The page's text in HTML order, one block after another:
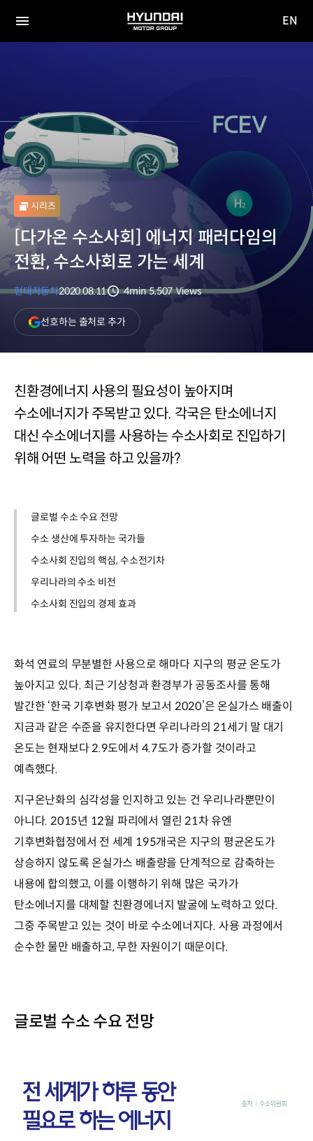
전체
HYUNDAI
MOTOR
EN
시리즈
[다가온 수소사회] 에너지 패러다임의
전환, 수소사회로 가는 세계
현대자동차2020.08.11
4min 5,507 Views
선호하는 출처로 추가(새
창
열림)
친환경에너지 사용의 필요성이 높아지며
수소에너지가 주목받고 있다. 각국은 탄소에너지
대신 수소에너지를 사용하는 수소사회로 진입하기
위해 어떤 노력을 하고 있을까?
글로벌 수소 수요 전망
수소 생산에 투자하는 국가들
수소사회 진입의 핵심, 수소전기차
우리나라의 수소 비전
수소사회 진입의 경제 효과
화석 연료의 무분별한 사용으로 해마다 지구의 평균 온도가
높아지고 있다. 최근 기상청과 환경부가 공동조사를 통해
발간한 ‘한국 기후변화 평가 보고서 2020’은 온실가스 배출이
지금과 같은 수준을 유지한다면 우리나라의 21세기 말 대기
온도는 현재보다 2.9도에서 4.7도가 증가할 것이라고
예측했다.
지구온난화의 심각성을 인지하고 있는 건 우리나라뿐만이
아니다. 2015년 12월 파리에서 열린 21차 유엔
기후변화협정에서 전 세계 195개국은 지구의 평균온도가
상승하지 않도록 온실가스 배출량을 단계적으로 감축하는
내용에 합의했고, 이를 이행하기 위해 많은 국가가
탄소에너지를 대체할 친환경에너지 발굴에 노력하고 있다.
그중 주목받고 있는 것이 바로 수소에너지다. 사용 과정에서
순수한 물만 배출하고, 무한 자원이기 때문이다.
글로벌 수소 수요 전망